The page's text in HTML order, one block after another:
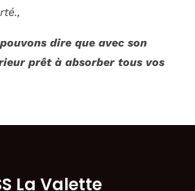
dire que avec son
prêt à absorber tous vos
La Valette